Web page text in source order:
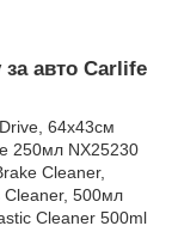
авто Carlife
64x43см
250мл NX25230
Cleaner,
Cleaner, 500мл
Cleaner 500ml